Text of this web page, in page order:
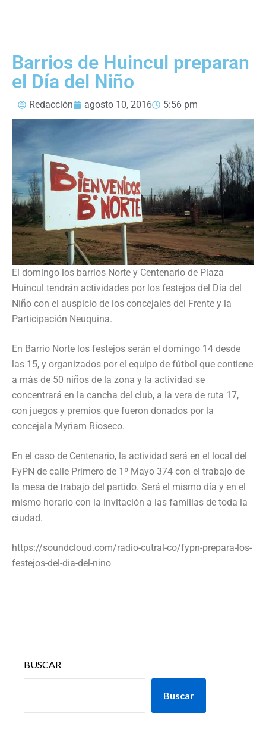
Barrios de Huincul preparan
el Día del Niño
Redacción agosto 10, 2016 5:56 pm
El domingo los barrios Norte y Centenario de Plaza
Huincul tendrán actividades por los festejos del Día del
Niño con el auspicio de los concejales del Frente y la
Participación Neuquina.
En Barrio Norte los festejos serán el domingo 14 desde
las 15, y organizados por el equipo de fútbol que contiene
a más de 50 niños de la zona y la actividad se
concentrará en la cancha del club, a la vera de ruta 17,
con juegos y premios que fueron donados por la
concejala Myriam Rioseco.
En el caso de Centenario, la actividad será en el local del
FyPN de calle Primero de 1º Mayo 374 con el trabajo de
la mesa de trabajo del partido. Será el mismo día y en el
mismo horario con la invitación a las familias de toda la
ciudad.
https://soundcloud.com/radio-cutral-co/fypn-prepara-los-
festejos-del-dia-del-nino
BUSCAR
Buscar